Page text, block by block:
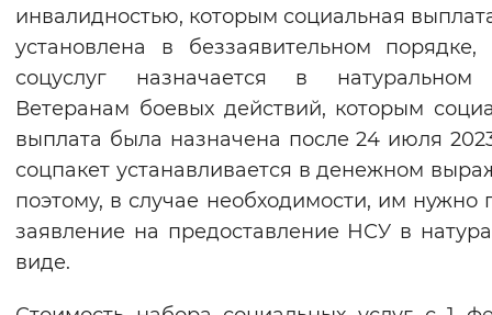
инвалидностью, которым социальная
установлена в беззаявительном порядке,
соцуслуг назначается в натуральном
Ветеранам боевых действий, которым
выплата была назначена после 24 июля
соцпакет устанавливается в денежном
поэтому, в случае необходимости, им нужно
заявление на предоставление НСУ в
виде.